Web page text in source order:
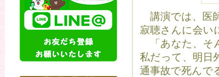
講演では、医
寂聴さんに会い
「あなた、そ
私だって、明日
通事故で死んで